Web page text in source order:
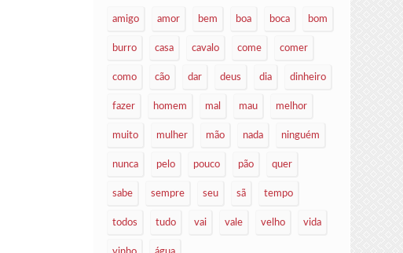
amigo amor bem boa boca bom
burro casa cavalo come comer
como cão dar deus dia dinheiro
fazer homem mal mau melhor
muito mulher mão nada ninguém
nunca pelo pouco pão quer
sabe sempre seu sã tempo
todos tudo vai vale velho vida